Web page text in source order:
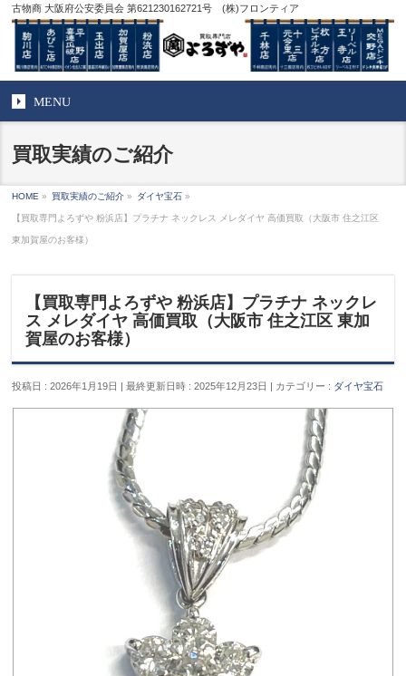
古物商 大阪府公安委員会 第621230162721号 (株)フロンティア
MENU
買取実績のご紹介
HOME » 買取実績のご紹介 » ダイヤ宝石 »
【買取専門よろずや 粉浜店】プラチナ ネックレス メレダイヤ 高価買取（大阪市 住之江区
東加賀屋のお客様）
【買取専門よろずや 粉浜店】プラチナ ネックレ
ス メレダイヤ 高価買取（大阪市 住之江区 東加
賀屋のお客様）
投稿日 : 2026年1月19日 最終更新日時 : 2025年12月23日 カテゴリー : ダイヤ宝石